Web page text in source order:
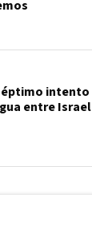
intento
entre Israel